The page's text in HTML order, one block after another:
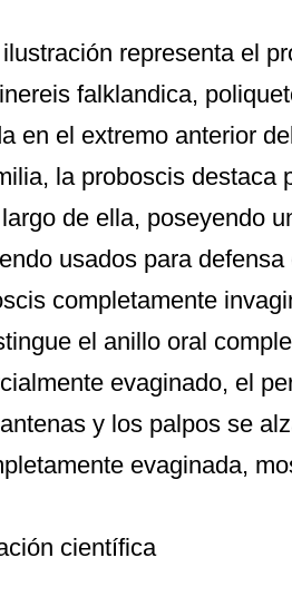
representa el
falklandica,
en el extremo anterior
la proboscis destaca
de ella, poseyendo
usados para
completamente
el anillo oral
evaginado, el
y los palpos se
evaginada,
científica